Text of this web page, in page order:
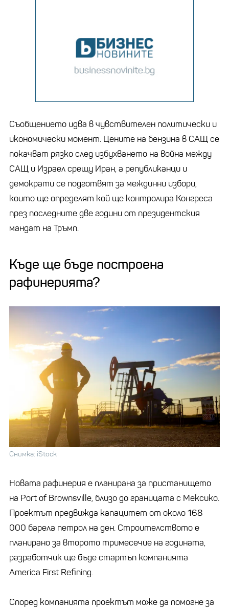
Съобщението идва в чувствителен политически и
икономически момент. Цените на бензина в САЩ се
покачват рязко след избухването на война между
САЩ и Израел срещу Иран, а републиканци и
демократи се подготвят за междинни избори,
които ще определят кой ще контролира Конгреса
през последните две години от президентския
мандат на Тръмп.
Къде ще бъде построена
рафинерията?
Снимка: iStock
Новата рафинерия е планирана за пристанището
на Port of Brownsville, близо до границата с Мексико.
Проектът предвижда капацитет от около 168
000 барела петрол на ден. Строителството е
планирано за второто тримесечие на годината,
разработчик ще бъде стартъп компанията
America First Refining.
Според компанията проектът може да помогне за